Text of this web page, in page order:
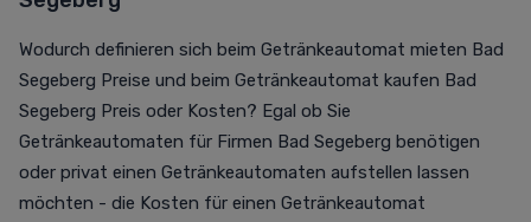
Wodurch definieren sich beim Getränkeautomat mieten Bad
Segeberg Preise und beim Getränkeautomat kaufen Bad
Segeberg Preis oder Kosten? Egal ob Sie
Getränkeautomaten für Firmen Bad Segeberg benötigen
oder privat einen Getränkeautomaten aufstellen lassen
möchten - die Kosten für einen Getränkeautomat